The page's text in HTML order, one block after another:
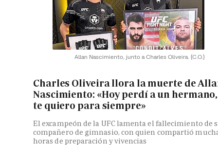
Allan Nascimiento, junto a Charles Oliveira. (C.O.)
Charles Oliveira llora la muerte de
Nascimiento: «Hoy perdí a un hermano,
te quiero para siempre»
El excampeón de la UFC lamenta el fallecimiento de
compañero de gimnasio, con quien compartió
horas de preparación y vivencias